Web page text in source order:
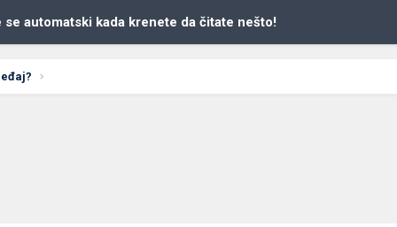
se automatski kada krenete da čitate nešto!